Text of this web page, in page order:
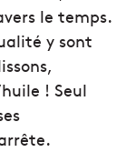
le temps.
y sont
! Seul